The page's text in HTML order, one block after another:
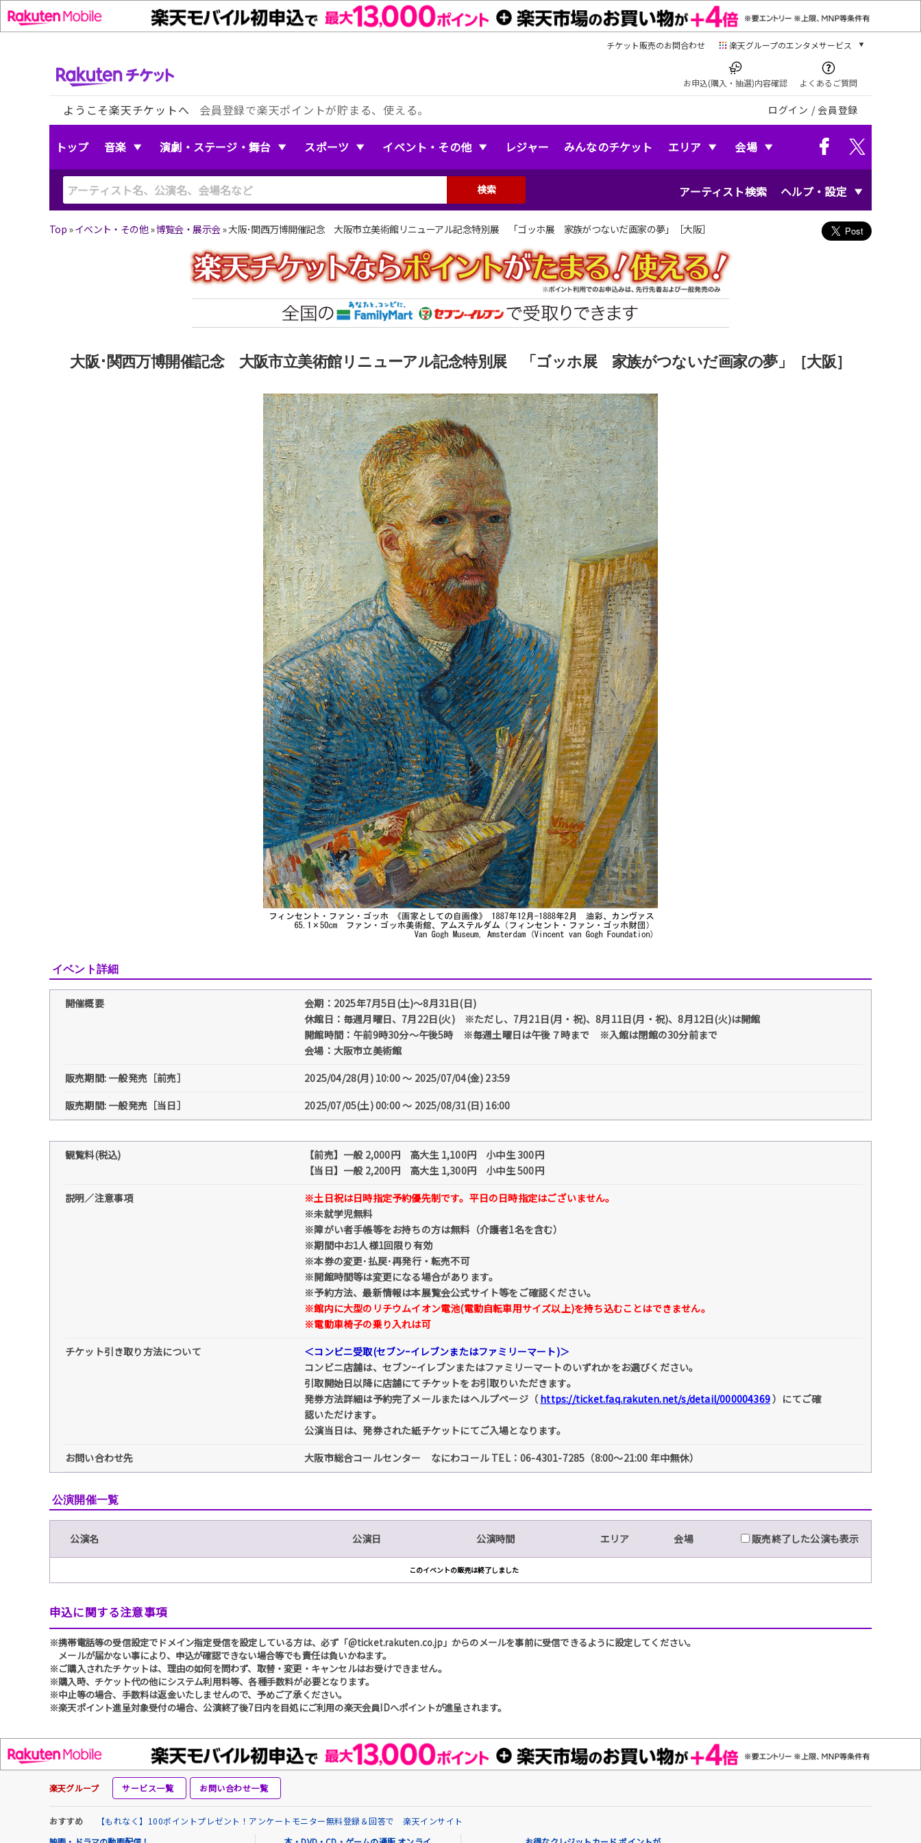
チケット販売のお問合わせ 楽天グループのエンタメサービス
本/ゲーム/CD/DVD
楽天ブックス
電子書籍
楽天Kobo
音楽配信
お申込(購入・抽選)内容確認 よくあるご質問
ようこそ楽天チケットへ 会員登録で楽天ポイントが貯まる、使える。 ログイン / 会員登録
トップ 音楽 演劇・ステージ・舞台 スポーツ イベント・その他 レジャー みんなのチケット エリア 会場
アーティスト検索 ヘルプ・設定
検索
Top »イベント・その他»博覧会・展示会»大阪･関西万博開催記念 大阪市立美術館リニューアル記念特別展 「ゴッホ展 家族がつないだ画家の夢」［大阪］
大阪･関西万博開催記念 大阪市立美術館リニューアル記念特別展 「ゴッホ展 家族がつないだ画家の夢」［大阪］
イベント詳細
開催概要
会期：2025年7月5日(土)～8月31日(日)
休館日：毎週月曜日、7月22日(火) ※ただし、7月21日(月・祝)、8月11日(月・祝)、8月12日(火)は開館
開館時間：午前9時30分～午後5時 ※毎週土曜日は午後７時まで ※入館は閉館の30分前まで
会場：大阪市立美術館
販売期間: 一般発売［前売］
2025/04/28(月) 10:00 〜 2025/07/04(金) 23:59
販売期間: 一般発売［当日］
2025/07/05(土) 00:00 〜 2025/08/31(日) 16:00
観覧料(税込)
【前売】一般 2,000円 高大生 1,100円 小中生 300円
【当日】一般 2,200円 高大生 1,300円 小中生 500円
説明／注意事項
※土日祝は日時指定予約優先制です。平日の日時指定はございません。
※未就学児無料
※障がい者手帳等をお持ちの方は無料（介護者1名を含む）
※期間中お1人様1回限り有効
※本券の変更･払戻･再発行・転売不可
※開館時間等は変更になる場合があります。
※予約方法、最新情報は本展覧会公式サイト等をご確認ください。
※館内に大型のリチウムイオン電池(電動自転車用サイズ以上)を持ち込むことはできません。
※電動車椅子の乗り入れは可
チケット引き取り方法について
＜コンビニ受取(セブンｰイレブンまたはファミリーマート)＞
コンビニ店舗は、セブンｰイレブンまたはファミリーマートのいずれかをお選びください。
引取開始日以降に店舗にてチケットをお引取りいただきます。
発券方法詳細は予約完了メールまたはヘルプページ（ https://ticket.faq.rakuten.net/s/detail/000004369）にてご確
認いただけます。
公演当日は、発券された紙チケットにてご入場となります。
お問い合わせ先
大阪市総合コールセンター なにわコール TEL：06-4301-7285（8:00～21:00 年中無休）
公演開催一覧
公演名 公演日 公演時間 エリア 会場 販売終了した公演も表示
このイベントの販売は終了しました
申込に関する注意事項
※携帯電話等の受信設定でドメイン指定受信を設定している方は、必ず「@ticket.rakuten.co.jp」からのメールを事前に受信できるように設定してください。
メールが届かない事により、申込が確認できない場合等でも責任は負いかねます。
※ご購入されたチケットは、理由の如何を問わず、取替・変更・キャンセルはお受けできません。
※購入時、チケット代の他にシステム利用料等、各種手数料が必要となります。
※中止等の場合、手数料は返金いたしませんので、予めご了承ください。
※楽天ポイント進呈対象受付の場合、公演終了後7日内を目処にご利用の楽天会員IDへポイントが進呈されます。
楽天グループ サービス一覧 お問い合わせ一覧
おすすめ
【もれなく】100ポイントプレゼント！アンケートモニター無料登録＆回答で 楽天インサイト